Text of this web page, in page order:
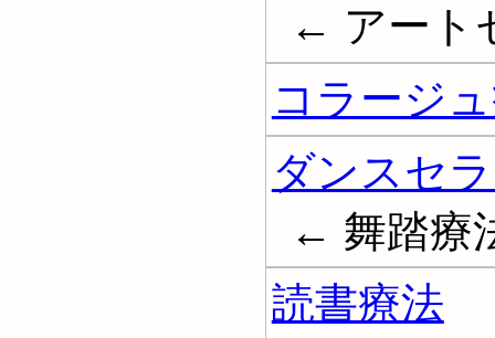
← アート
コラージ
ダンスセ
← 舞踏療
読書療法